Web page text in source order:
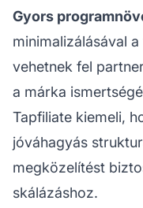
Gyors
minimalizálásával
vehetnek fel
a márka
Tapfiliate kiemeli,
jóváhagyás
megközelítést
skálázáshoz.